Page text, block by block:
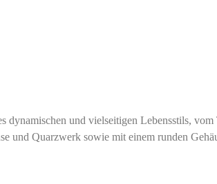
dynamischen und vielseitigen Lebensstils,
und Quarzwerk sowie mit einem runden